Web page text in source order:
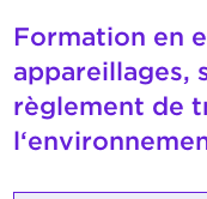
Formation en
appareillages,
règlement de